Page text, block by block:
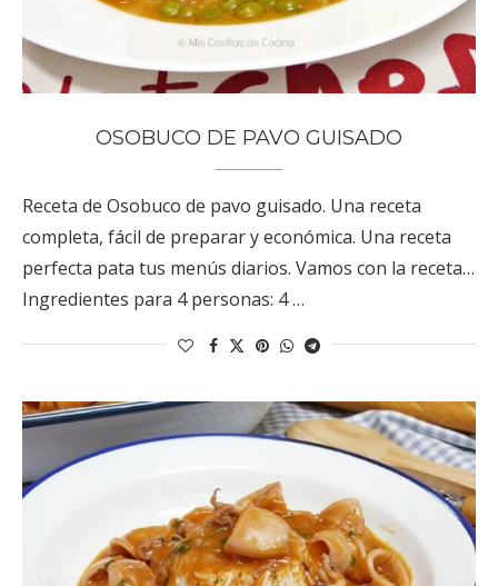
OSOBUCO DE PAVO GUISADO
Receta de Osobuco de pavo guisado. Una receta
completa, fácil de preparar y económica. Una receta
perfecta pata tus menús diarios. Vamos con la receta…
Ingredientes para 4 personas: 4 …